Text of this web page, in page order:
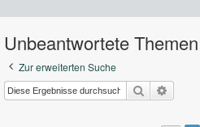
Unbeantwortete Themen
Zur erweiterten Suche
Suche